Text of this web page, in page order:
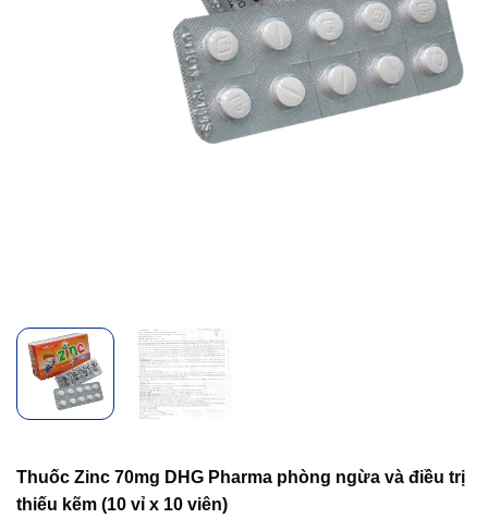
Thuốc Zinc 70mg DHG Pharma phòng ngừa và điều trị
thiếu kẽm (10 vỉ x 10 viên)